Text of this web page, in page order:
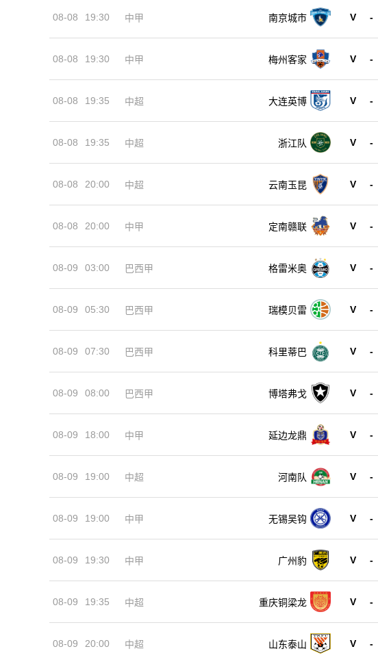
08-08 19:30 中甲 南京城市 V -
08-08 19:30 中甲 梅州客家 V -
08-08 19:35 中超 大连英博 V -
08-08 19:35 中超 浙江队 V -
08-08 20:00 中超 云南玉昆 V -
08-08 20:00 中甲 定南赣联 V -
08-09 03:00 巴西甲 格雷米奥 V -
08-09 05:30 巴西甲 瑞模贝雷 V -
08-09 07:30 巴西甲 科里蒂巴 V -
08-09 08:00 巴西甲 博塔弗戈 V -
08-09 18:00 中甲 延边龙鼎 V -
08-09 19:00 中超 河南队 V -
08-09 19:00 中甲 无锡吴钩 V -
08-09 19:30 中甲 广州豹 V -
08-09 19:35 中超 重庆铜梁龙 V -
08-09 20:00 中超 山东泰山 V -